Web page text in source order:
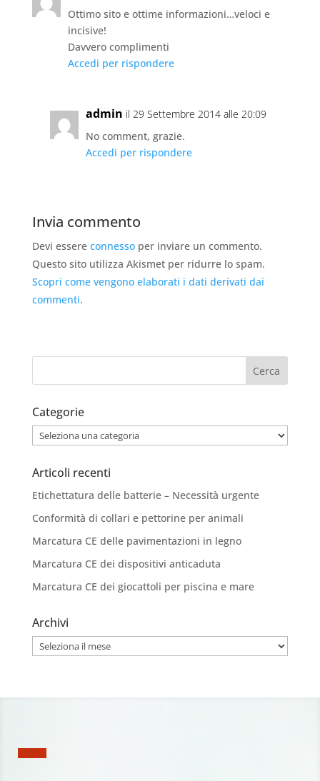
Ottimo sito e ottime informazioni…veloci e
incisive!
Davvero complimenti
Accedi per rispondere
admin il 29 Settembre 2014 alle 20:09
No comment, grazie.
Accedi per rispondere
Invia commento
Devi essere connessoper inviare un commento.
Questo sito utilizza Akismet per ridurre lo spam.
Scopri come vengono elaborati i dati derivati dai
commenti.
Categorie
Categorie
Articoli recenti
Etichettatura delle batterie – Necessità urgente
Conformità di collari e pettorine per animali
Marcatura CE delle pavimentazioni in legno
Marcatura CE dei dispositivi anticaduta
Marcatura CE dei giocattoli per piscina e mare
Archivi
Archivi